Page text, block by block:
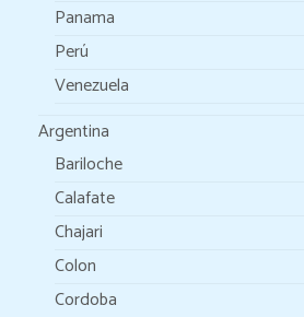
Panama
Perú
Venezuela
Argentina
Bariloche
Calafate
Chajari
Colon
Cordoba